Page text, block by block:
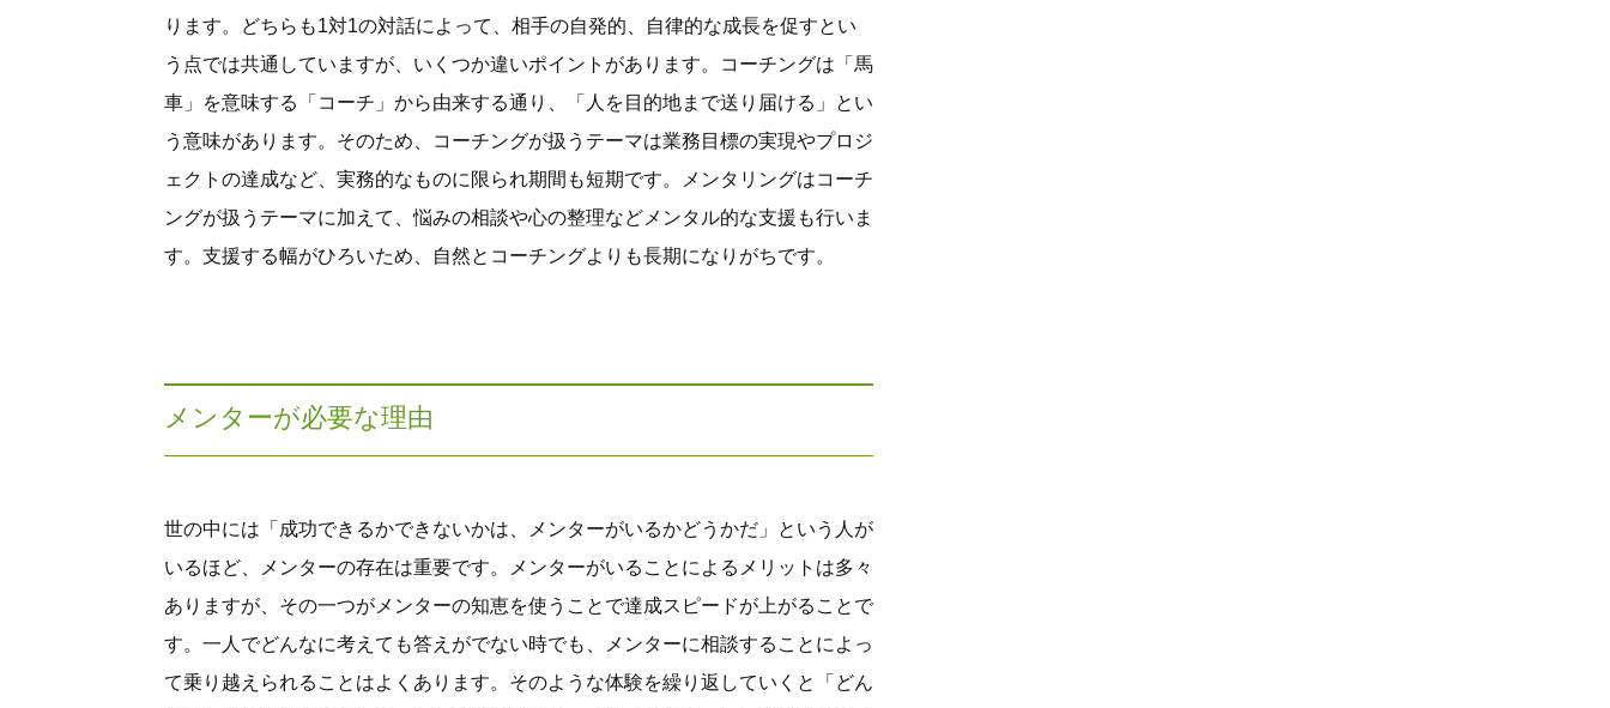
ります。どちらも1対1の対話によって、相手の自発的、自律的な成長を促すとい
う点では共通していますが、いくつか違いポイントがあります。コーチングは「馬
車」を意味する「コーチ」から由来する通り、「人を目的地まで送り届ける」とい
う意味があります。そのため、コーチングが扱うテーマは業務目標の実現やプロジ
ェクトの達成など、実務的なものに限られ期間も短期です。メンタリングはコーチ
ングが扱うテーマに加えて、悩みの相談や心の整理などメンタル的な支援も行いま
す。支援する幅がひろいため、自然とコーチングよりも長期になりがちです。
メンターが必要な理由
世の中には「成功できるかできないかは、メンターがいるかどうかだ」という人が
いるほど、メンターの存在は重要です。メンターがいることによるメリットは多々
ありますが、その一つがメンターの知恵を使うことで達成スピードが上がることで
す。一人でどんなに考えても答えがでない時でも、メンターに相談することによっ
て乗り越えられることはよくあります。そのような体験を繰り返していくと「どん